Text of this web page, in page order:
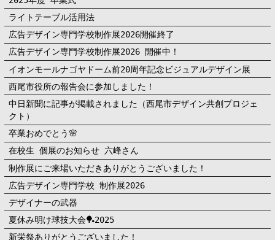
ライトテーブル活用法
広告デザイン専門学校制作展2026開催終了
広告デザイン専門学校制作展2026 開催中！
イオンモールナゴヤドーム前20周年記念ビジュアルデザイン展
西尾市役所の報告会に参加しました！
中日新聞に記事が掲載されました（西尾市デザイン共創プロジェ
クト）
卒業おめでとう🌸
在校生 個展のお知らせ 六峰さん
制作展にご来場いただきありがとうございました！
広告デザイン専門学校 制作展2026
デザイナーの武器
夏休み明け球技大会🏓2025
新栄祭ありがとうございました！